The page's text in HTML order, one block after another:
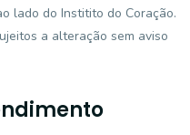
lado do Institito do Coração.
a alteração sem aviso